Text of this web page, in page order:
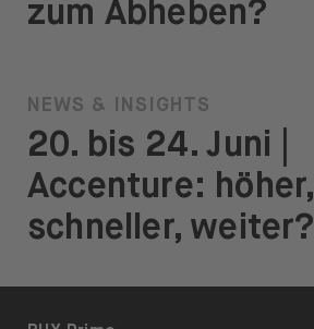
zum Abheben?
NEWS & INSIGHTS
20. bis 24. Juni |
Accenture: höher,
schneller, weiter?